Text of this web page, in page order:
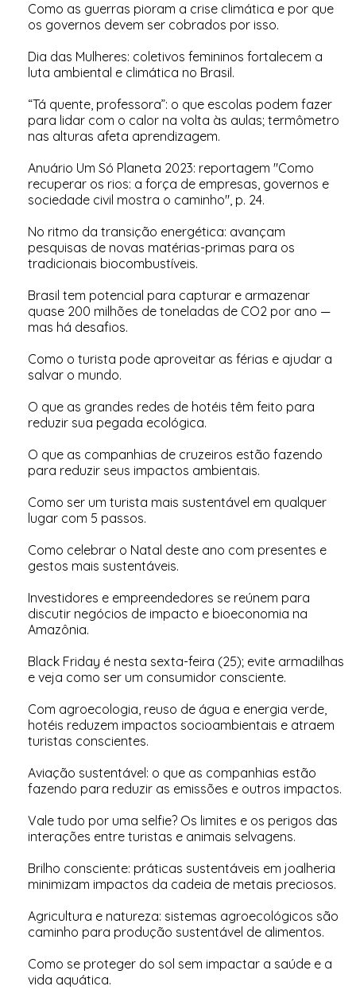
Como as guerras pioram a crise climática e por que
os governos devem ser cobrados por isso.
Dia das Mulheres: coletivos femininos fortalecem a
luta ambiental e climática no Brasil.
“Tá quente, professora”: o que escolas podem fazer
para lidar com o calor na volta às aulas; termômetro
nas alturas afeta aprendizagem.
Anuário Um Só Planeta 2023: reportagem "Como
recuperar os rios: a força de empresas, governos e
sociedade civil mostra o caminho", p. 24.
No ritmo da transição energética: avançam
pesquisas de novas matérias-primas para os
tradicionais biocombustíveis.
Brasil tem potencial para capturar e armazenar
quase 200 milhões de toneladas de CO2 por ano —
mas há desafios.
Como o turista pode aproveitar as férias e ajudar a
salvar o mundo.
O que as grandes redes de hotéis têm feito para
reduzir sua pegada ecológica.
O que as companhias de cruzeiros estão fazendo
para reduzir seus impactos ambientais.
Como ser um turista mais sustentável em qualquer
lugar com 5 passos.
Como celebrar o Natal deste ano com presentes e
gestos mais sustentáveis.
Investidores e empreendedores se reúnem para
discutir negócios de impacto e bioeconomia na
Amazônia.
Black Friday é nesta sexta-feira (25); evite armadilhas
e veja como ser um consumidor consciente.
Com agroecologia, reuso de água e energia verde,
hotéis reduzem impactos socioambientais e atraem
turistas conscientes.
Aviação sustentável: o que as companhias estão
fazendo para reduzir as emissões e outros impactos.
Vale tudo por uma selfie? Os limites e os perigos das
interações entre turistas e animais selvagens.
Brilho consciente: práticas sustentáveis em joalheria
minimizam impactos da cadeia de metais preciosos.
Agricultura e natureza: sistemas agroecológicos são
caminho para produção sustentável de alimentos.
Como se proteger do sol sem impactar a saúde e a
vida aquática.